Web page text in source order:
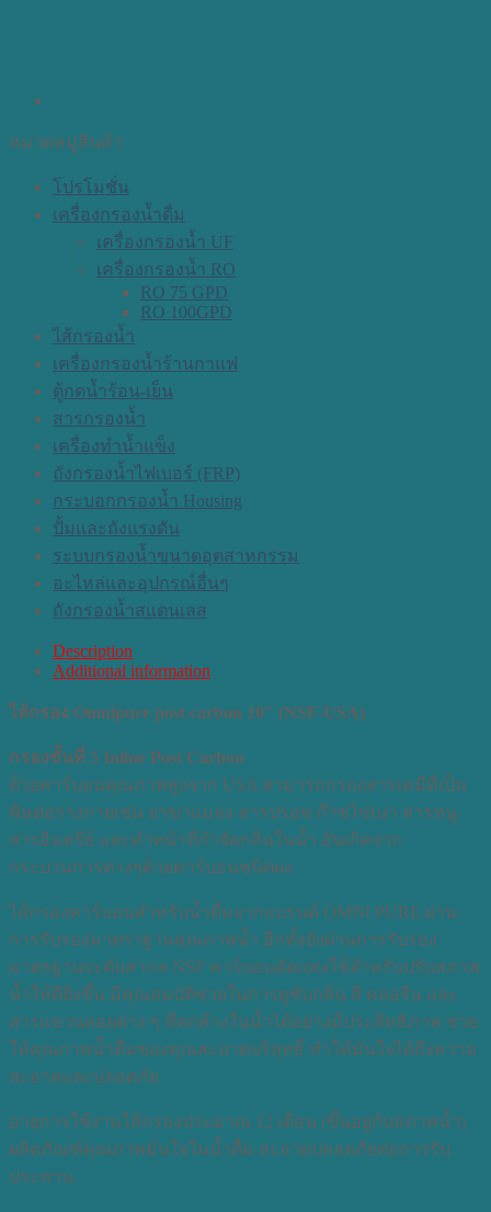
หมวดหมู่สินค้า
โปรโมชั่น
เครื่องกรองน้ำดื่ม
เครื่องกรองน้ำ UF
เครื่องกรองน้ำ RO
RO 75 GPD
RO 100GPD
ไส้กรองน้ำ
เครื่องกรองน้ำร้านกาแฟ
ตู้กดน้ำร้อน-เย็น
สารกรองน้ำ
เครื่องทำน้ำแข็ง
ถังกรองน้ำไฟเบอร์ (FRP)
กระบอกกรองน้ำ Housing
ปั้มและถังแรงดัน
ระบบกรองน้ำขนาดอุตสาหกรรม
อะไหล่และอุปกรณ์อื่นๆ
ถังกรองน้ำสแตนเลส
Description
Additional information
ไส้กรอง Omnipure post carbon 10″ (NSF-USA)
กรองขั้นที่ 5 Inline Post Carbon
ด้วยคาร์บอนคุณภาพสูงจาก USA สามารถกรองสารเคมีที่เป็น
พิษต่อร่างกายเช่น ยาฆ่าแมลง สารปรอท ก๊าซไข่เน่า สารหนู
สารอินทรีย์ และทำหน้าที่กำจัดกลิ่นในน้ำ อันเกิดจาก
กระบวนการต่างๆด้วยคาร์บอนชนิดผง
ไส้กรองคาร์บอนสำหรับน้ำดื่มจากแบรนด์ OMNI PURE ผ่าน
การรับรองมาตราฐานคุณภาพน้ำ อีกทั้งยังผ่านการรับรอง
มาตรฐานระดับสากล NSF คาร์บอนอัดแท่งใช้สำหรับปรับสภาพ
น้ำให้ดียิ่งขึ้น มีคุณสมบัติช่วยในการดูซับกลิ่น สี คลอรีน และ
สารแขวนลอยต่าง ๆ ที่ตกค้างในน้ำได้อย่างมีประสิทธิภาพ ช่วย
ให้คุณภาพน้ำดื่มของคุณสะอาดบริสุทธิ์ ทำให้มั่นใจได้ถึงความ
สะอาดและปลอดภัย
อายุการใช้งานไส้กรองประมาณ 12 เดือน (ขึ้นอยู่กับสภาพน้ำ)
ผลิตภัณฑ์คุณภาพมั่นใจในน้ำดื่ม สะอาดปลอดภัยต่อการรับ
ประทาน